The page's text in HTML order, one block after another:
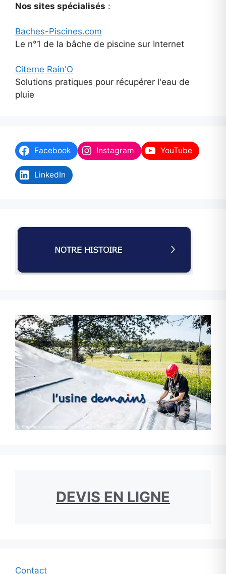
Nos sites spécialisés :
Baches-Piscines.com
Le n°1 de la bâche de piscine sur Internet
Citerne Rain'O
Solutions pratiques pour récupérer l'eau de
pluie
Facebook Instagram YouTube
LinkedIn
DEVIS EN LIGNE
Contact